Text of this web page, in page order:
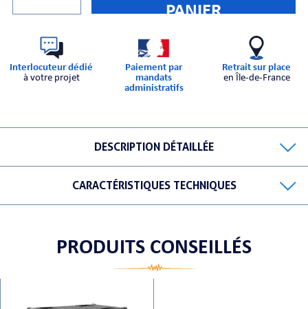
PANIER
Interlocuteur dédié
à votre projet
Paiement par
mandats
administratifs
Retrait sur place
en Île-de-France
DESCRIPTION DÉTAILLÉE
CARACTÉRISTIQUES TECHNIQUES
PRODUITS CONSEILLÉS